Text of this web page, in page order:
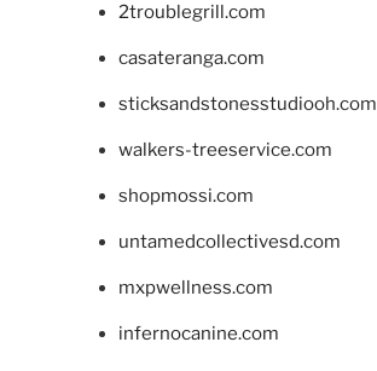
2troublegrill.com
casateranga.com
sticksandstonesstudiooh.com
walkers-treeservice.com
shopmossi.com
untamedcollectivesd.com
mxpwellness.com
infernocanine.com